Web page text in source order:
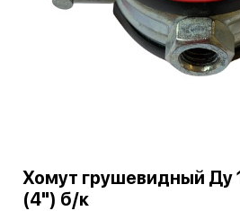
Хомут грушевидный Ду
(4") б/к